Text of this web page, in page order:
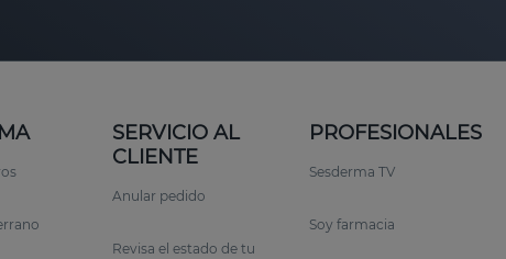
SERVICIO AL
CLIENTE
Anular pedido
Revisa el estado de tu
PROFESIONALES
Sesderma TV
Soy farmacia